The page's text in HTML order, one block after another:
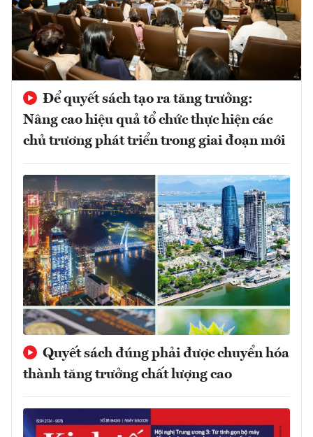
Để quyết sách tạo ra tăng trưởng:
Nâng cao hiệu quả tổ chức thực hiện các
chủ trương phát triển trong giai đoạn mới
Quyết sách đúng phải được chuyển hóa
thành tăng trưởng chất lượng cao